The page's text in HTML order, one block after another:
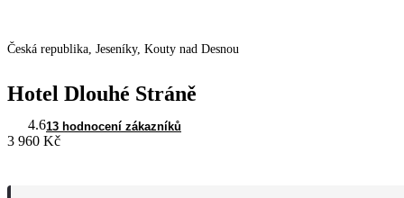
Česká republika, Jeseníky, Kouty nad Desnou
Hotel Dlouhé Stráně
4.613 hodnocení zákazníků
3 960 Kč